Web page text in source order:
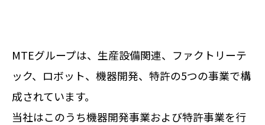
MTEグループは、生産設備関連、ファクトリーテ
ック、ロボット、機器開発、特許の5つの事業で構
成されています。
当社はこのうち機器開発事業および特許事業を行